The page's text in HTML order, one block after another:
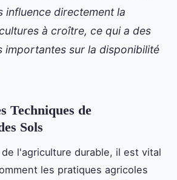
influence directement la
à croître, ce qui a des
importantes sur la disponibilité
Techniques de
Sols
l'agriculture durable, il est vital
les pratiques agricoles